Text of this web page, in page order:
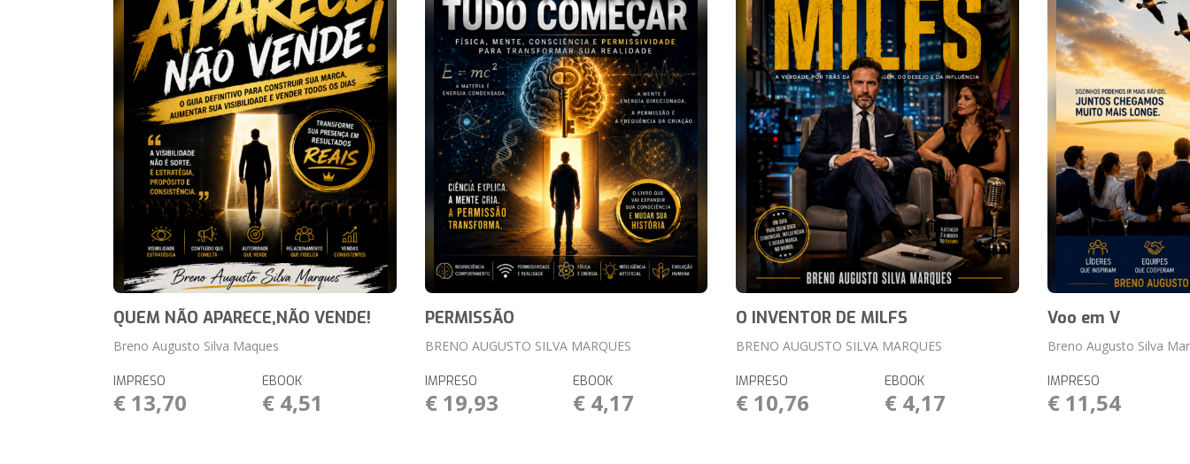
QUEM NÃO APARECE,NÃO VENDE!
Breno Augusto Silva Maques
IMPRESO
€ 13,70
EBOOK
€ 4,51
PERMISSÃO
BRENO AUGUSTO SILVA MARQUES
IMPRESO
€ 19,93
EBOOK
€ 4,17
O INVENTOR DE MILFS
BRENO AUGUSTO SILVA MARQUES
IMPRESO
€ 10,76
EBOOK
€ 4,17
Voo em V
Breno Augusto Silva
IMPRESO
€ 11,54